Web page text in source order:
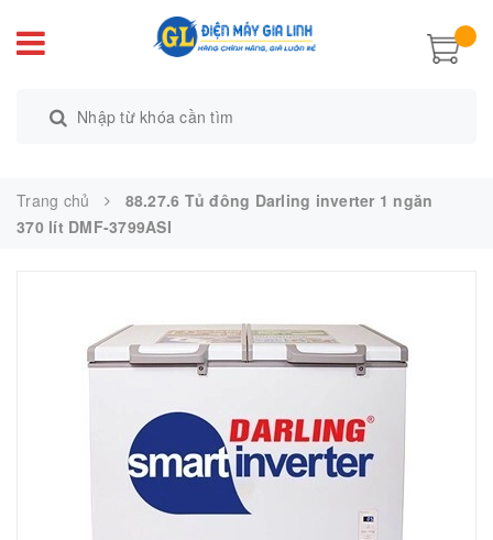
Trang chủ
88.27.6 Tủ đông Darling inverter 1 ngăn
370 lít DMF-3799ASI